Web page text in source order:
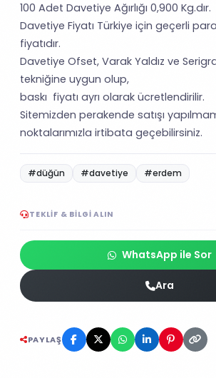
100 Adet Davetiye Ağırlığı 0,900 Kg.dır.
Davetiye Fiyatı Türkiye için geçerli
fiyatıdır.
Davetiye Ofset, Varak Yaldız ve
tekniğine uygun olup,
baskı fiyatı ayrı olarak ücretlendirilir.
Sitemizden perakende satışı
noktalarımızla irtibata geçebilirsiniz.
#düğün #davetiye #erdem
TEKLIF & BILGI ALIN
WhatsApp ile Sor
Ara
PAYLAŞ